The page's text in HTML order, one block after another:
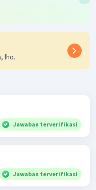
lho.
Jawaban terverifikasi
Jawaban terverifikasi